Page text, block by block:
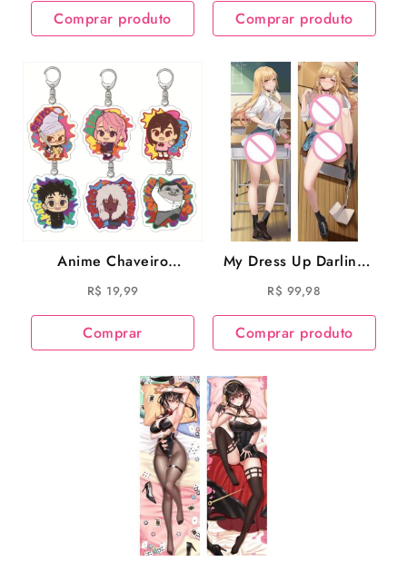
Comprar produto Comprar produto
Anime Chaveiro
Dandadan Ayase Momo
Takakura Ken Action
Acrilico Netflix
R$ 19,99
Comprar
My Dress Up Darling
Marin Kitagawa
Dakimakura Almofada
R$ 99,98
Comprar produto